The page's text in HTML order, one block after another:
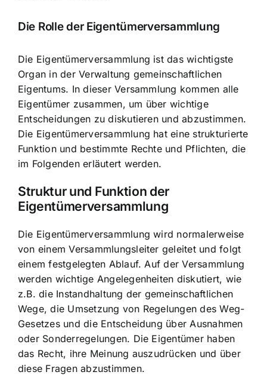
Die Rolle der Eigentümerversammlung
Die Eigentümerversammlung ist das wichtigste
Organ in der Verwaltung gemeinschaftlichen
Eigentums. In dieser Versammlung kommen alle
Eigentümer zusammen, um über wichtige
Entscheidungen zu diskutieren und abzustimmen.
Die Eigentümerversammlung hat eine strukturierte
Funktion und bestimmte Rechte und Pflichten, die
im Folgenden erläutert werden.
Struktur und Funktion der
Eigentümerversammlung
Die Eigentümerversammlung wird normalerweise
von einem Versammlungsleiter geleitet und folgt
einem festgelegten Ablauf. Auf der Versammlung
werden wichtige Angelegenheiten diskutiert, wie
z.B. die Instandhaltung der gemeinschaftlichen
Wege, die Umsetzung von Regelungen des Weg-
Gesetzes und die Entscheidung über Ausnahmen
oder Sonderregelungen. Die Eigentümer haben
das Recht, ihre Meinung auszudrücken und über
diese Fragen abzustimmen.